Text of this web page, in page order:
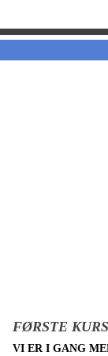
FØRSTE
VI ER I GANG